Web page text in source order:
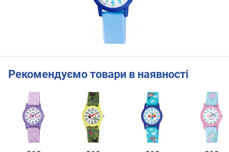
Рекомендуємо товари в наявності